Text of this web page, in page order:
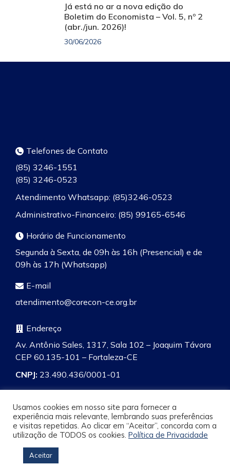
Já está no ar a nova edição do
Boletim do Economista – Vol. 5, nº 2
(abr./jun. 2026)!
30/06/2026
Telefones de Contato
(85) 3246-1551
(85) 3246-0523
Atendimento Whatsapp: (85)3246-0523
Administrativo-Financeiro: (85) 99165-6546
Horário de Funcionamento
Segunda à Sexta, de 09h às 16h (Presencial) e de
09h às 17h (Whatsapp)
E-mail
atendimento@corecon-ce.org.br
Endereço
Av. Antônio Sales, 1317, Sala 102 – Joaquim Távora
CEP 60.135-101 – Fortaleza-CE
CNPJ: 23.490.436/0001-01
Pesquisa
Usamos cookies em nosso site para fornecer a
experiência mais relevante, lembrando suas preferências
e visitas repetidas. Ao clicar em “Aceitar”, concorda com a
utilização de TODOS os cookies. Política de Privacidade
Aceitar